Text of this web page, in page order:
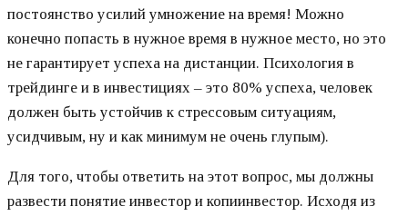
постоянство усилий умножение на время! Можно
конечно попасть в нужное время в нужное место, но это
не гарантирует успеха на дистанции. Психология в
трейдинге и в инвестициях – это 80% успеха, человек
должен быть устойчив к стрессовым ситуациям,
усидчивым, ну и как минимум не очень глупым).
Для того, чтобы ответить на этот вопрос, мы должны
развести понятие инвестор и копиинвестор. Исходя из